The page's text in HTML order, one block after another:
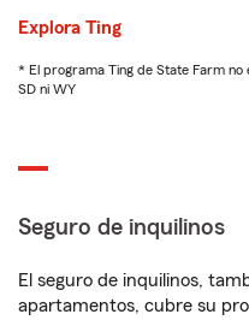
Explora Ting
* El programa Ting de State Farm no
SD ni WY
Seguro de inquilinos
El seguro de inquilinos,
apartamentos, cubre su